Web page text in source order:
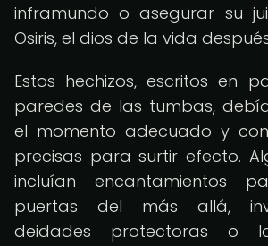
inframundo o asegurar su
Osiris, el dios de la vida
Estos hechizos, escritos en
paredes de las tumbas,
el momento adecuado y
precisas para surtir efecto.
incluían encantamientos
puertas del más allá,
deidades protectoras o